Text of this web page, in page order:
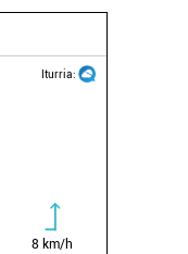
Iturria:
8 km/h